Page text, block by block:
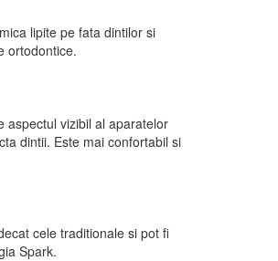
lipite pe fata dintilor si
ortodontice.
aspectul vizibil al aparatelor
dintii. Este mai confortabil si
cele traditionale si pot fi
Spark.